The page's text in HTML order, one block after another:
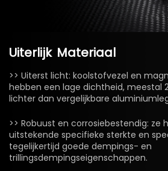
Uiterlijk Materiaal
>> Uiterst licht: koolstofvezel en
hebben een lage dichtheid, meestal
lichter dan vergelijkbare
>> Robuust en corrosiebestendig: ze
uitstekende specifieke sterkte en
tegelijkertijd goede dempings- en
trillingsdempingseigenschappen.